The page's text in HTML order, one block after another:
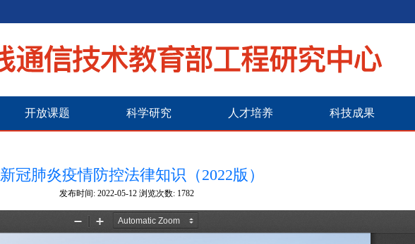
开放课题 科学研究 人才培养 科技成果
新冠肺炎疫情防控法律知识（2022版）
发布时间: 2022-05-12 浏览次数: 1782